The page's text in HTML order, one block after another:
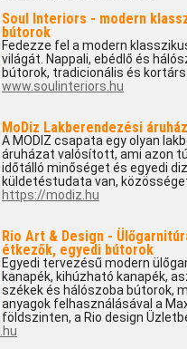
Soul Interiors - modern
bútorok
Fedezze fel a modern
világát. Nappali, ebédlő és
bútorok, tradicionális és
www.soulinteriors.hu
MoDiz Lakberendezési áruház
A MODIZ csapata egy olyan
áruházat valósított, ami azon
időtálló minőséget és egyedi
küldetéstudata van,
https://modiz.hu
Rio Art & Design -
étkezők, egyedi bútorok
Egyedi tervezésű modern
kanapék, kihúzható kanapék,
székek és hálószoba bútorok,
anyagok felhasználásával a
földszinten, a Rio design